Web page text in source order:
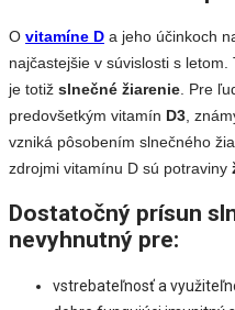
O vitamíne D a jeho účinkoch
najčastejšie v súvislosti s
je totiž slnečné žiarenie . Pre
predovšetkým vitamín D3 ,
vzniká pôsobením slnečného
zdrojmi vitamínu D sú potraviny
Dostatočný prísun
nevyhnutný pre:
vstrebateľnosť a